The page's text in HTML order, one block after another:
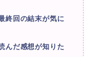
終回の結末が気に
んだ感想が知りた